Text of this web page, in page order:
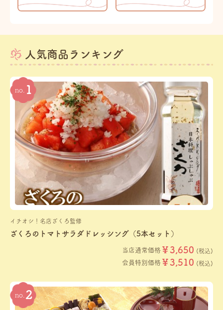
人気商品ランキング
イチオシ！名店ざくろ監修
ざくろのトマトサラダドレッシング（5本セット）
当店通常価格 ￥3,650 (税込)
会員特別価格 ￥3,510 (税込)